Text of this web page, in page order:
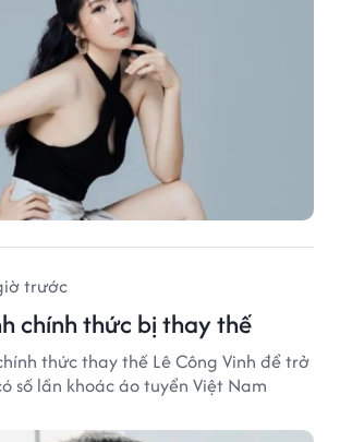
trước
chính thức bị thay thế
thức thay thế Lê Công Vinh để trở
số lần khoác áo tuyển Việt Nam